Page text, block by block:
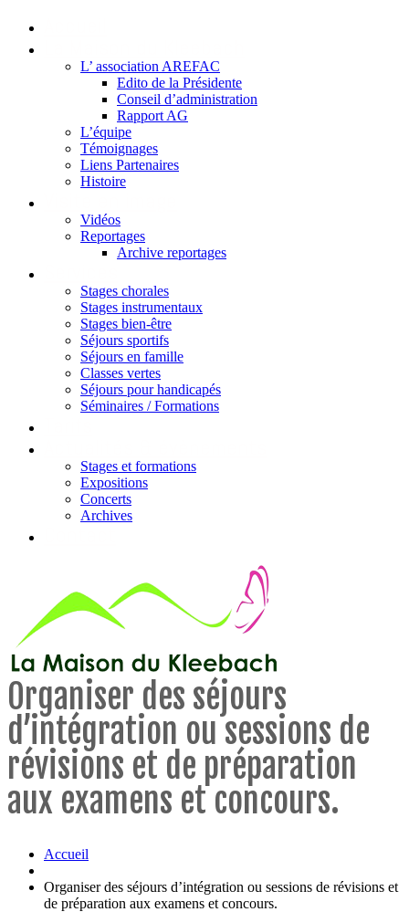
L’ association AREFAC
Edito de la Présidente
Conseil d’administration
Rapport AG
L’équipe
Témoignages
Liens Partenaires
Histoire
Vidéos
Reportages
Archive reportages
Stages chorales
Stages instrumentaux
Stages bien-être
Séjours sportifs
Séjours en famille
Classes vertes
Séjours pour handicapés
Séminaires / Formations
Stages et formations
Expositions
Concerts
Archives
Organiser des séjours
d’intégration ou sessions de
révisions et de préparation
aux examens et concours.
Accueil
Organiser des séjours d’intégration ou sessions de révisions et
de préparation aux examens et concours.